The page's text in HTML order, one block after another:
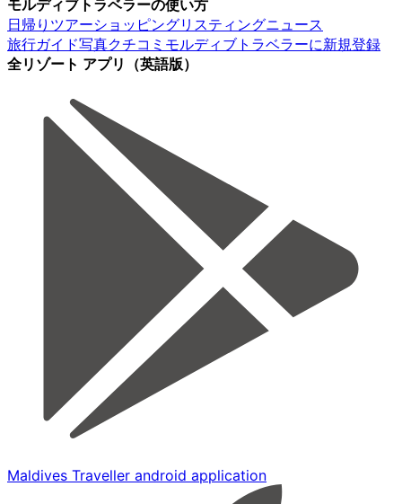
モルディブトラベラーの使い方
日帰りツアーショッピングリスティングニュース
旅行ガイド写真クチコミ モルディブトラベラーに新規登録
全リゾート アプリ（英語版）
Maldives Traveller android application